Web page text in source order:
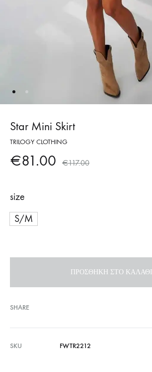
Star Mini Skirt
TRILOGY CLOTHING
€81.00 €117.00
size
S/M
ΠΡΟΣΘΉΚΗ ΣΤΟ ΚΑΛΆΘΙ
SHARE
SKU FWTR2212